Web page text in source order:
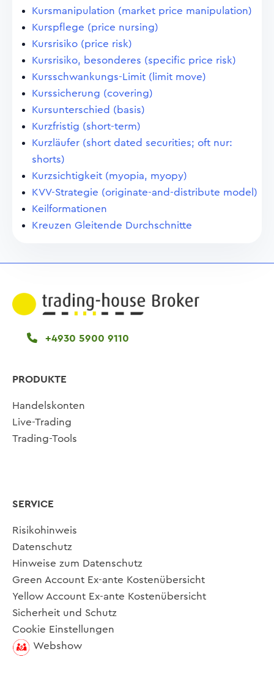
Kursmanipulation (market price manipulation)
Kurspflege (price nursing)
Kursrisiko (price risk)
Kursrisiko, besonderes (specific price risk)
Kursschwankungs-Limit (limit move)
Kurssicherung (covering)
Kursunterschied (basis)
Kurzfristig (short-term)
Kurzläufer (short dated securities; oft nur:
shorts)
Kurzsichtigkeit (myopia, myopy)
KVV-Strategie (originate-and-distribute model)
Keilformationen
Kreuzen Gleitende Durchschnitte
+4930 5900 9110
PRODUKTE
Handelskonten
Live-Trading
Trading-Tools
SERVICE
Risikohinweis
Datenschutz
Hinweise zum Datenschutz
Green Account Ex-ante Kostenübersicht
Yellow Account Ex-ante Kostenübersicht
Sicherheit und Schutz
Cookie Einstellungen
Webshow